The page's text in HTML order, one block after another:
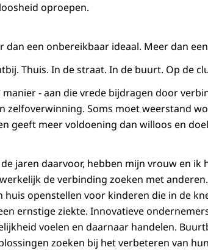
oproepen.
dan een onbereikbaar ideaal. Meer dan
Thuis. In de straat. In de buurt. Op de
- aan die vrede bijdragen door
zelfoverwinning. Soms moet weerstand
geeft meer voldoening dan willoos en
jaren daarvoor, hebben mijn vrouw en ik
de verbinding zoeken met
openstellen voor kinderen die in de
ernstige ziekte. Innovatieve
voelen en daarnaar handelen.
zoeken bij het verbeteren van